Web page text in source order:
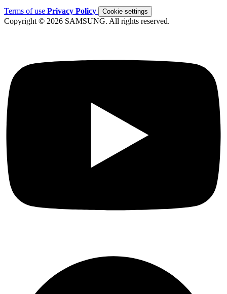
Terms of use Privacy Policy Cookie settings
Copyright © 2026 SAMSUNG. All rights reserved.